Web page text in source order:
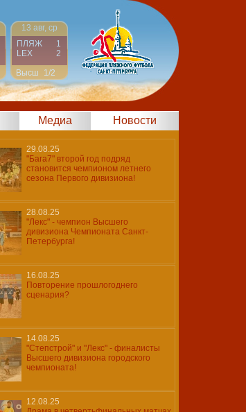
13 авг, ср
ПЛЯЖ
1
LEX
2
Высш
1/2
Медиа Новости
29.08.25
"Бага7" второй год подряд
становится чемпионом летнего
сезона Первого дивизиона!
28.08.25
"Лекс" - чемпион Высшего
дивизиона Чемпионата Санкт-
Петербурга!
16.08.25
Повторение прошлогоднего
сценария?
14.08.25
"Степстрой" и "Лекс" - финалисты
Высшего дивизиона городского
чемпионата!
12.08.25